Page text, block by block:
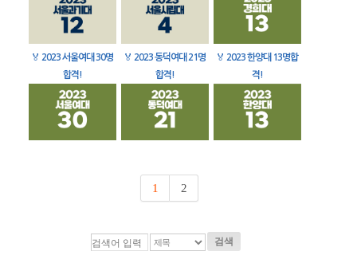
🏅 2023 서울여대 30명
합격!
🏅 2023 동덕여대 21명
합격!
🏅 2023 한양대 13명합
격!
1 2
검색